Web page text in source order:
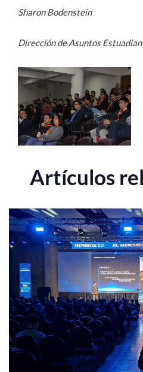
Sharon Bodenstein
Dirección de Asuntos
Artículos